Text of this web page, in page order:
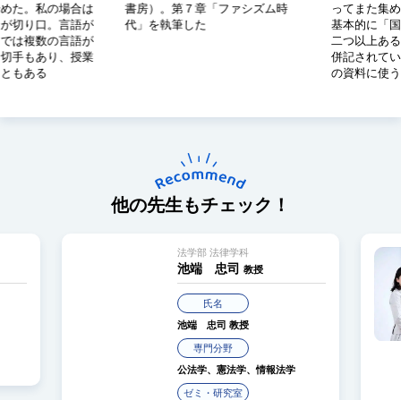
た。私の場合は
切り口。言語が
は複数の言語が
手もあり、授業
もある
書房）。第７章「ファシズム時
代」を執筆した
ってまた集
基本的に「
二つ以上あ
併記されて
の資料に使
他の先生もチェック！
法学部 法律学科
池端 忠司教授
氏名
池端 忠司教授
専門分野
公法学、憲法学、情報法学
ゼミ・研究室